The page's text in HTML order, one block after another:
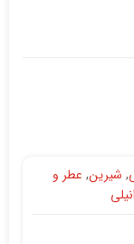
, شیرین, عطر و